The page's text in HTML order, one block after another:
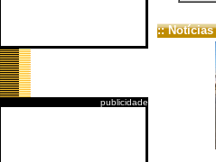
publicidade
:: Notícias